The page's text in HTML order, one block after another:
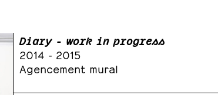
Diary - work in progress
2014 - 2015
Agencement mural